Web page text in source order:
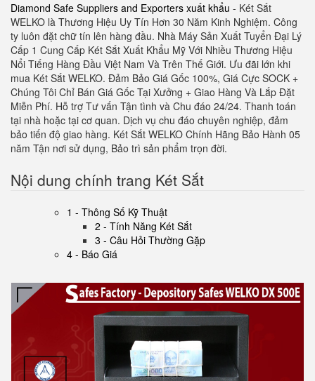
Diamond Safe Suppliers and Exporters xuất khẩu - Két Sắt
WELKO là Thương Hiệu Uy Tín Hơn 30 Năm Kinh Nghiệm. Công
ty luôn đặt chữ tín lên hàng đầu. Nhà Máy Sản Xuất Tuyển Đại Lý
Cấp 1 Cung Cấp Két Sắt Xuất Khẩu Mỹ Với Nhiều Thương Hiệu
Nổi Tiếng Hàng Đầu Việt Nam Và Trên Thế Giới. Ưu đãi lớn khi
mua Két Sắt WELKO. Đảm Bảo Giá Gốc 100%, Giá Cực SOCK +
Chúng Tôi Chỉ Bán Giá Gốc Tại Xưởng + Giao Hàng Và Lắp Đặt
Miễn Phí. Hỗ trợ Tư vấn Tận tình và Chu đáo 24/24. Thanh toán
tại nhà hoặc tại cơ quan. Dịch vụ chu đáo chuyên nghiệp, đảm
bảo tiến độ giao hàng. Két Sắt WELKO Chính Hãng Bảo Hành 05
năm Tận nơi sử dụng, Bảo trì sản phẩm trọn đời.
Nội dung chính trang Két Sắt
1 - Thông Số Kỹ Thuật
2 - Tính Năng Két Sắt
3 - Câu Hỏi Thường Gặp
4 - Báo Giá